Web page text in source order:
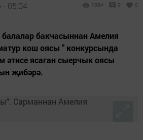
- 05:04 1084 0 0
бакчасыннан Амелия
кош оясы " конкурсында
әтисе ясаган сыерчык оясы
җибәрә.